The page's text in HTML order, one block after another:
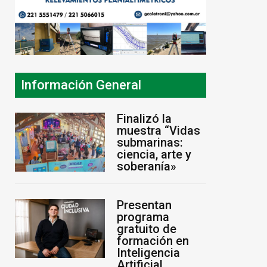
la desregulación del
practicaje
7 de agosto de 2026
para
7 de agosto de
Información General
Finalizó la
muestra “Vidas
submarinas:
ciencia, arte y
soberanía»
Presentan
programa
gratuito de
formación en
Inteligencia